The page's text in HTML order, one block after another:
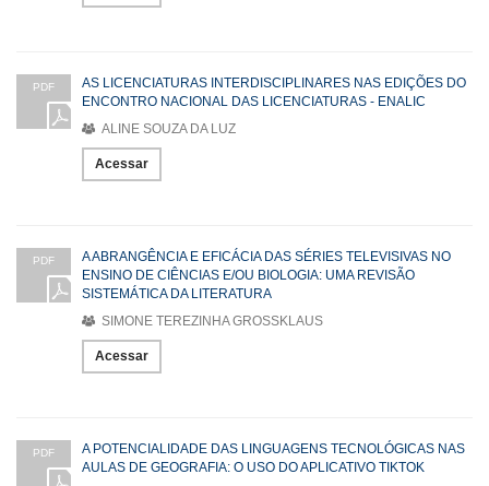
PDF
AS LICENCIATURAS INTERDISCIPLINARES NAS EDIÇÕES DO
ENCONTRO NACIONAL DAS LICENCIATURAS - ENALIC
ALINE SOUZA DA LUZ
Acessar
PDF
A ABRANGÊNCIA E EFICÁCIA DAS SÉRIES TELEVISIVAS NO
ENSINO DE CIÊNCIAS E/OU BIOLOGIA: UMA REVISÃO
SISTEMÁTICA DA LITERATURA
SIMONE TEREZINHA GROSSKLAUS
Acessar
PDF
A POTENCIALIDADE DAS LINGUAGENS TECNOLÓGICAS NAS
AULAS DE GEOGRAFIA: O USO DO APLICATIVO TIKTOK